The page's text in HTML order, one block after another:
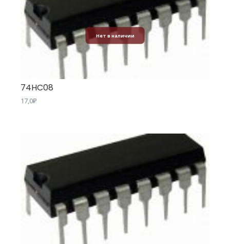
Нет в наличии
74HC08
17,0₽